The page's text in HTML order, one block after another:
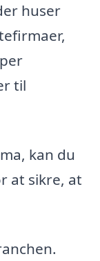
huser
til
kan du
at sikre, at